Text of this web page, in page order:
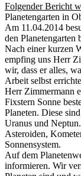
Folgender Bericht
Planetengarten in
Am 11.04.2014
den Planetengarten
Nach einer kurzen
empfing uns Herr
wir, dass er alles,
Arbeit selbst
Herr Zimmermann
Fixstern Sonne
Planeten. Diese
Uranus und
Asteroiden,
Sonnensystem.
Auf dem
informieren. Wir